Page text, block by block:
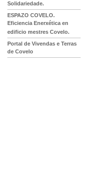
Solidariedade.
ESPAZO COVELO.
Eficiencia Enerxética en
edificio mestres Covelo.
Portal de Vivendas e Terras
de Covelo